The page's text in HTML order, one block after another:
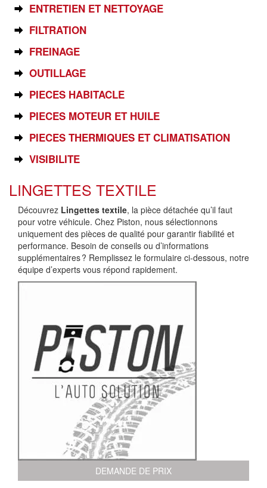
ENTRETIEN ET NETTOYAGE
FILTRATION
FREINAGE
OUTILLAGE
PIECES HABITACLE
PIECES MOTEUR ET HUILE
PIECES THERMIQUES ET CLIMATISATION
VISIBILITE
LINGETTES TEXTILE
Découvrez Lingettes textile, la pièce détachée qu’il faut
pour votre véhicule. Chez Piston, nous sélectionnons
uniquement des pièces de qualité pour garantir fiabilité et
performance. Besoin de conseils ou d’informations
supplémentaires ? Remplissez le formulaire ci-dessous, notre
équipe d’experts vous répond rapidement.
DEMANDE DE PRIX